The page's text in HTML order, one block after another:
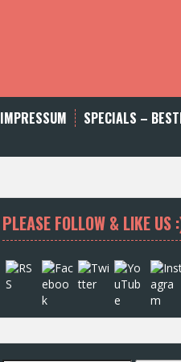
IMPRESSUM
SPECIALS –
PLEASE FOLLOW & LIKE US